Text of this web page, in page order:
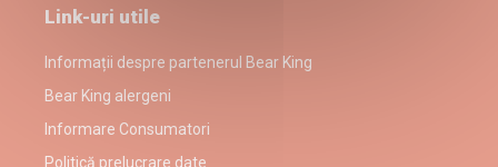
Link-uri utile
Informații despre partenerul Bear King
Bear King alergeni
Informare Consumatori
Politică prelucrare date